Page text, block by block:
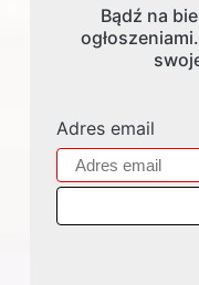
Bądź na
Adres email